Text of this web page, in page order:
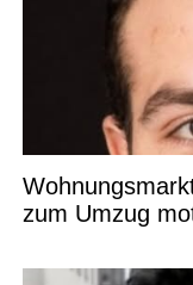
zum Umzug